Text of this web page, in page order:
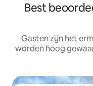
Best
Gasten zijn het
worden hoog